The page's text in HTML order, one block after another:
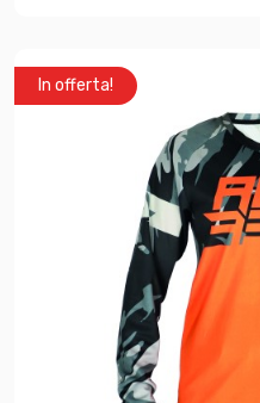
In offerta!